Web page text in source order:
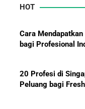
Ekonomi dan
Mengapa Orang
Krisis Ekonomi
HOT
Cara
bagi Profesional
20 Profesi di
Peluang bagi